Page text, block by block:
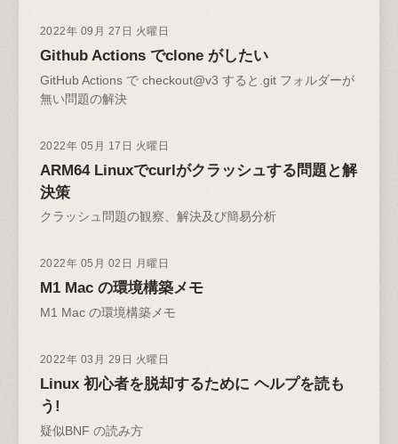
2022年 09月 27日 火曜日
Github Actions でclone がしたい
GitHub Actions で checkout@v3 すると.git フォルダーが
無い問題の解決
2022年 05月 17日 火曜日
ARM64 Linuxでcurlがクラッシュする問題と解
決策
クラッシュ問題の観察、解決及び簡易分析
2022年 05月 02日 月曜日
M1 Mac の環境構築メモ
M1 Mac の環境構築メモ
2022年 03月 29日 火曜日
Linux 初心者を脱却するために ヘルプを読も
う!
疑似BNF の読み方